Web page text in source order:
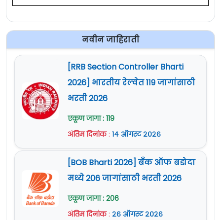
नवीन जाहिराती
[RRB Section Controller Bharti
2026] भारतीय रेल्वेत 119 जागांसाठी
भरती 2026
एकूण जागा : 119
अंतिम दिनांक: १४ ऑगस्ट २०२६
[BOB Bharti 2026] बँक ऑफ बडोदा
मध्ये 206 जागांसाठी भरती 2026
एकूण जागा : 206
अंतिम दिनांक: २६ ऑगस्ट २०२६